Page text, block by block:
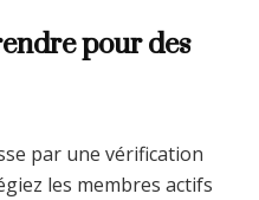
pour des
par une vérification
les membres actifs